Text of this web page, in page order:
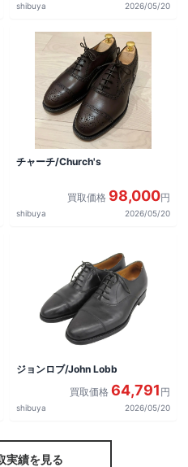
shibuya 2026/05/20
チャーチ/Church's
買取価格 98,000円
shibuya 2026/05/20
ジョンロブ/John Lobb
買取価格 64,791 円
shibuya 2026/05/20
実績を見る